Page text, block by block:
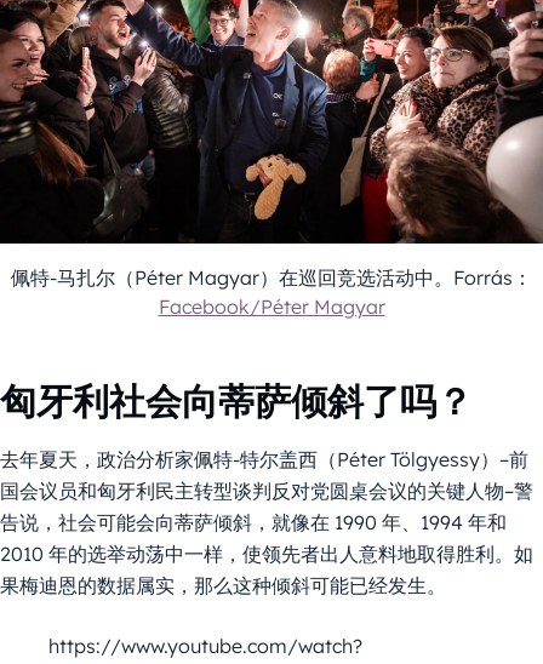
佩特-马扎尔（Péter Magyar）在巡回竞选活动中。Forrás：
Facebook/Péter Magyar
匈牙利社会向蒂萨倾斜了吗？
去年夏天，政治分析家佩特-特尔盖西（Péter Tölgyessy）–前
国会议员和匈牙利民主转型谈判反对党圆桌会议的关键人物–警
告说，社会可能会向蒂萨倾斜，就像在 1990 年、1994 年和
2010 年的选举动荡中一样，使领先者出人意料地取得胜利。如
果梅迪恩的数据属实，那么这种倾斜可能已经发生。
https://www.youtube.com/watch?